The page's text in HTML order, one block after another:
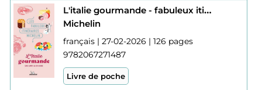
L'italie gourmande - fabuleux itineraires
Michelin
français | 27-02-2026 | 126 pages
9782067271487
Livre de poche